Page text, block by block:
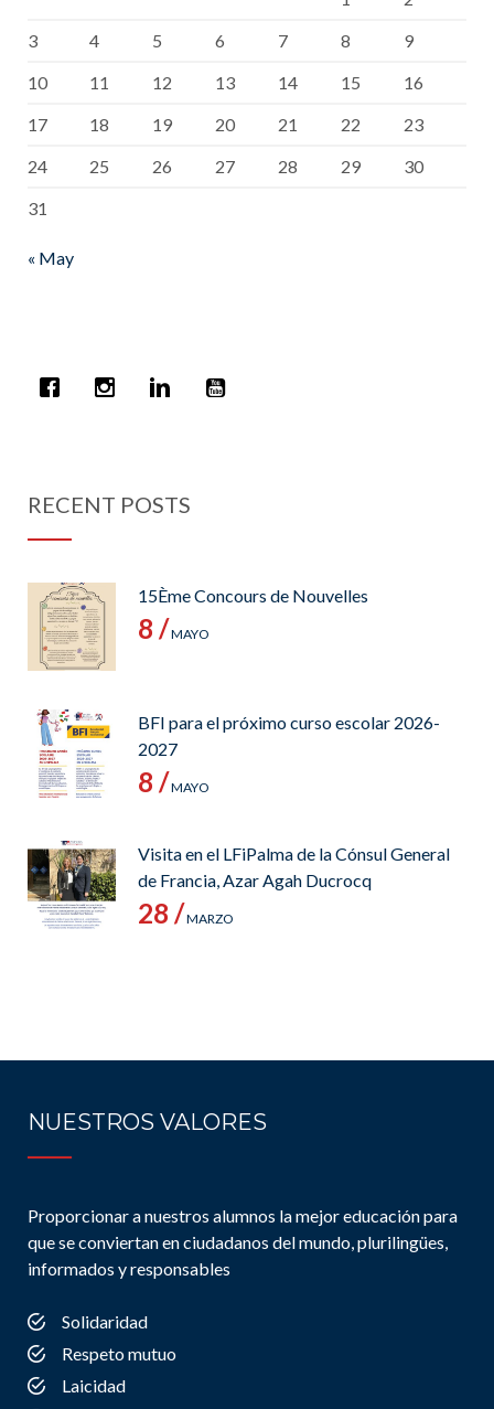
3
4 5 6 7 8
9
10
11 12 13 14 15
16
17
18 19 20 21 22
23
24
25 26 27 28 29
30
31
« May
RECENT POSTS
15Ème Concours de Nouvelles
8 /MAYO
BFI para el próximo curso escolar 2026-
2027
8 /MAYO
Visita en el LFiPalma de la Cónsul General
de Francia, Azar Agah Ducrocq
28 /MARZO
NUESTROS VALORES
Proporcionar a nuestros alumnos la mejor educación para
que se conviertan en ciudadanos del mundo, plurilingües,
informados y responsables
Solidaridad
Respeto mutuo
Laicidad